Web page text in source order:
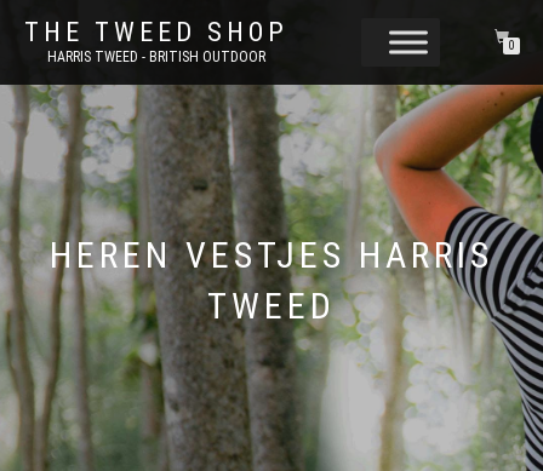
THE TWEED SHOP
HARRIS TWEED - BRITISH OUTDOOR
0
HEREN VESTJES HARRIS
TWEED